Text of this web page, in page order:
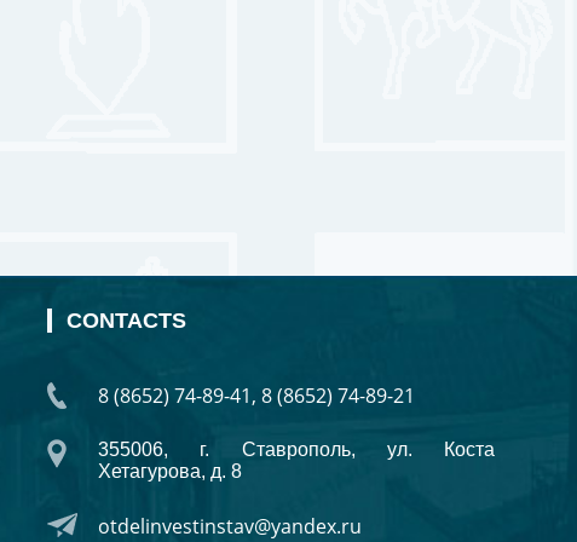
CONTACTS
8 (8652) 74-89-41, 8 (8652) 74-89-21
355006, г. Ставрополь, ул. Коста
Хетагурова, д. 8
otdelinvestinstav@yandex.ru